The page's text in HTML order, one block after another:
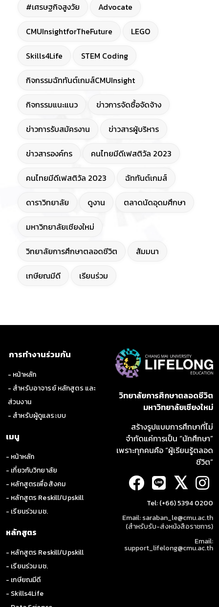
#เศรษฐกิจสูงวัย Advocate
CMUInsightforTheFuture LEGO
Skills4Life STEM Coding
กิจกรรมฉัททันต์เกมส์CMUInsight
กิจกรรมแนะแนว ข่าวการจัดซื้อจัดจ้าง
ข่าวการรับสมัครงาน ข่าวสารผู้บริหาร
ข่าวสารองค์กร คนไทยมีดีเฟสติวัล 2023
คนไทยมีดีเฟสติวัล 2023 ฉัททันต์เกมส์
ดาราวิทยาลัย ดูงาน ตลาดนัดอุดมศึกษา
มหาวิทยาลัยเชียงใหม่
วิทยาลัยการศึกษาตลอดชีวิต สัมมนา
เกษียณมีดี เรียนร่วม
การทำงานร่วมกัน
- หน้าหลัก
- สำหรับอาจารย์ หลักสูตร และ
ส่วนงาน
- สำหรับผู้ดูแลระบบ
เมนู
- หน้าหลัก
- เกี่ยวกับวิทยาลัย
- หลักสูตรเพื่อสังคม
- หลักสูตร Reskill/Upskill
- เรียนร่วม มช.
หลักสูตร
- หลักสูตร Reskill/Upskill
- เรียนร่วม มช.
- เกษียณมีดี
- Skills4Life
วิทยาลัยการศึกษาตลอดชีวิต
มหาวิทยาลัยเชียงใหม่
สร้างรูปแบบการศึกษาที่ไม่
จำกัดแค่การเป็น “นักศึกษา”
เพราะทุกคนคือ “ผู้เรียนรู้ตลอด
ชีวิต”
𝕏
Tel: (+66) 5394 0200
Email: saraban_le@cmu.ac.th
(สำหรับรับ-ส่งหนังสือราชการ)
Email:
support_lifelong@cmu.ac.th